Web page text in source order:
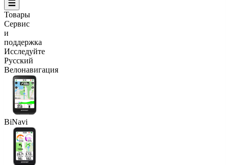
Товары
Сервис
и
поддержка
Исследуйте
Русский
Велонавигация
BiNavi